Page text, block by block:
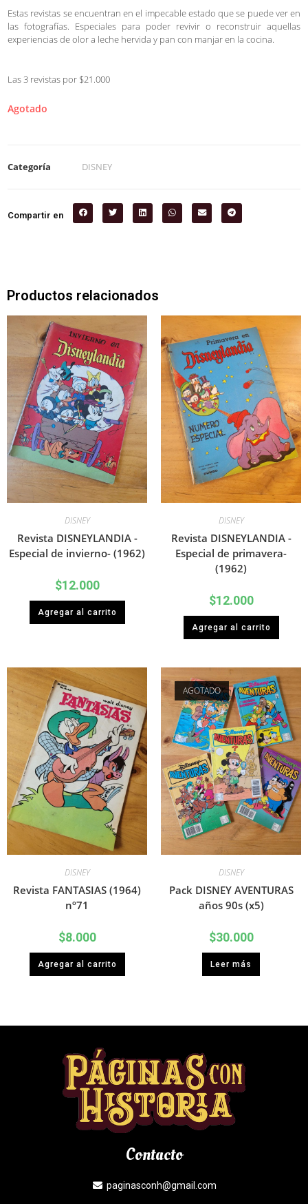
Estas revistas se encuentran en el impecable estado que se puede ver en
las fotografías. Especiales para poder revivir o reconstruir aquellas
experiencias de olor a leche hervida y pan con manjar en la cocina.
Las 3 revistas por $21.000
Agotado
Categoría DISNEY
Compartir en
Productos relacionados
DISNEY
Revista DISNEYLANDIA -
Especial de invierno- (1962)
$12.000
Agregar al carrito
DISNEY
Revista DISNEYLANDIA -
Especial de primavera-
(1962)
$12.000
Agregar al carrito
DISNEY
Revista FANTASIAS (1964)
nº71
$8.000
Agregar al carrito
AGOTADO
DISNEY
Pack DISNEY AVENTURAS
años 90s (x5)
$30.000
Leer más
Contacto
paginasconh@gmail.com